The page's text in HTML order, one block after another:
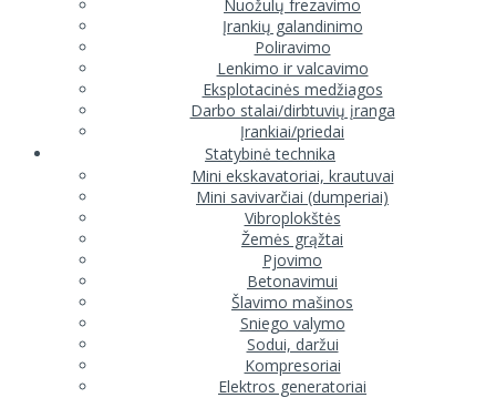
Nuožulų frezavimo
Įrankių galandinimo
Poliravimo
Lenkimo ir valcavimo
Eksplotacinės medžiagos
Darbo stalai/dirbtuvių įranga
Įrankiai/priedai
Statybinė technika
Mini ekskavatoriai, krautuvai
Mini savivarčiai (dumperiai)
Vibroplokštės
Žemės grąžtai
Pjovimo
Betonavimui
Šlavimo mašinos
Sniego valymo
Sodui, daržui
Kompresoriai
Elektros generatoriai